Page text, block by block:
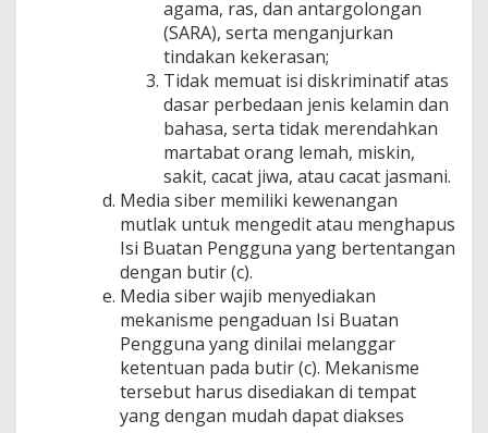
agama, ras, dan antargolongan
(SARA), serta menganjurkan
tindakan kekerasan;
Tidak memuat isi diskriminatif atas
dasar perbedaan jenis kelamin dan
bahasa, serta tidak merendahkan
martabat orang lemah, miskin,
sakit, cacat jiwa, atau cacat jasmani.
Media siber memiliki kewenangan
mutlak untuk mengedit atau menghapus
Isi Buatan Pengguna yang bertentangan
dengan butir (c).
Media siber wajib menyediakan
mekanisme pengaduan Isi Buatan
Pengguna yang dinilai melanggar
ketentuan pada butir (c). Mekanisme
tersebut harus disediakan di tempat
yang dengan mudah dapat diakses